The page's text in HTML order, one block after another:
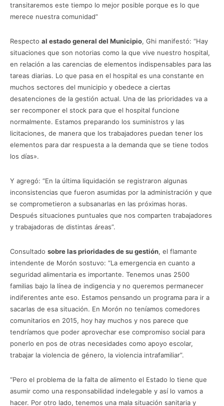
transitaremos este tiempo lo mejor posible porque es lo que
merece nuestra comunidad”
Respecto al estado general del Municipio, Ghi manifestó: “Hay
situaciones que son notorias como la que vive nuestro hospital,
en relación a las carencias de elementos indispensables para las
tareas diarias. Lo que pasa en el hospital es una constante en
muchos sectores del municipio y obedece a ciertas
desatenciones de la gestión actual. Una de las prioridades va a
ser recomponer el stock para que el hospital funcione
normalmente. Estamos preparando los suministros y las
licitaciones, de manera que los trabajadores puedan tener los
elementos para dar respuesta a la demanda que se tiene todos
los días».
Y agregó: “En la última liquidación se registraron algunas
inconsistencias que fueron asumidas por la administración y que
se comprometieron a subsanarlas en las próximas horas.
Después situaciones puntuales que nos comparten trabajadores
y trabajadoras de distintas áreas”.
Consultado sobre las prioridades de su gestión, el flamante
intendente de Morón sostuvo: “La emergencia en cuanto a
seguridad alimentaria es importante. Tenemos unas 2500
familias bajo la línea de indigencia y no queremos permanecer
indiferentes ante eso. Estamos pensando un programa para ir a
sacarlas de esa situación. En Morón no teníamos comedores
comunitarios en 2015, hoy hay muchos y nos parece que
tendríamos que poder aprovechar ese compromiso social para
ponerlo en pos de otras necesidades como apoyo escolar,
trabajar la violencia de género, la violencia intrafamiliar”.
“Pero el problema de la falta de alimento el Estado lo tiene que
asumir como una responsabilidad indelegable y así lo vamos a
hacer. Por otro lado, tenemos una mala situación sanitaria y